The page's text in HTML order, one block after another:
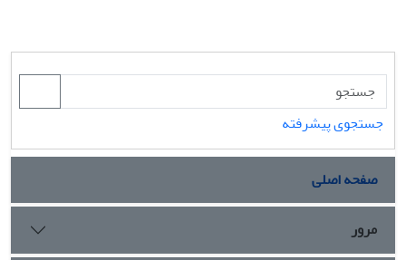
جستجوی پیشرفته
صفحه اصلی
مرور